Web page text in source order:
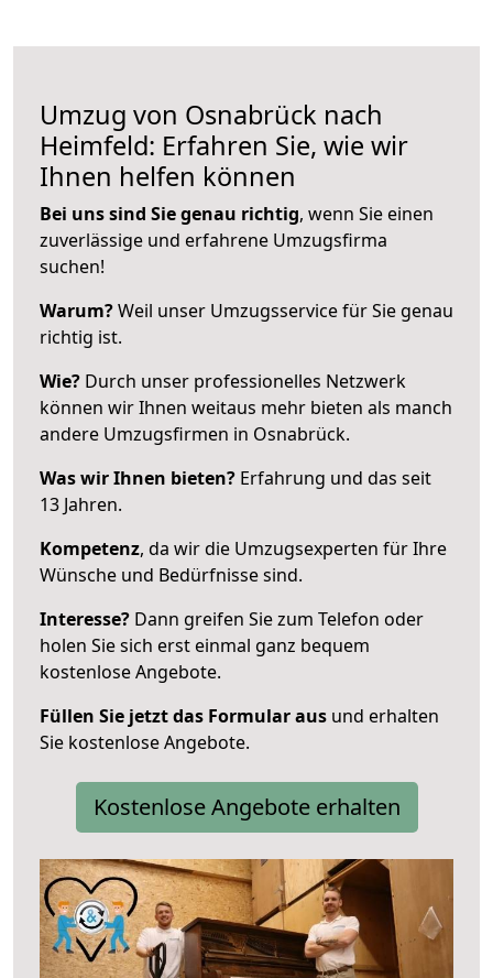
Umzug von Osnabrück nach
Heimfeld: Erfahren Sie, wie wir
Ihnen helfen können
Bei uns sind Sie genau richtig, wenn Sie einen
zuverlässige und erfahrene Umzugsfirma
suchen!
Warum?Weil unser Umzugsservice für Sie genau
richtig ist.
Wie? Durch unser professionelles Netzwerk
können wir Ihnen weitaus mehr bieten als manch
andere Umzugsfirmen in Osnabrück.
Was wir Ihnen bieten? Erfahrung und das seit
13 Jahren.
Kompetenz, da wir die Umzugsexperten für Ihre
Wünsche und Bedürfnisse sind.
Interesse? Dann greifen Sie zum Telefon oder
holen Sie sich erst einmal ganz bequem
kostenlose Angebote.
Füllen Sie jetzt das Formular aus und erhalten
Sie kostenlose Angebote.
Kostenlose Angebote erhalten